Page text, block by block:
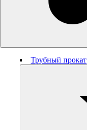
Трубный прокат